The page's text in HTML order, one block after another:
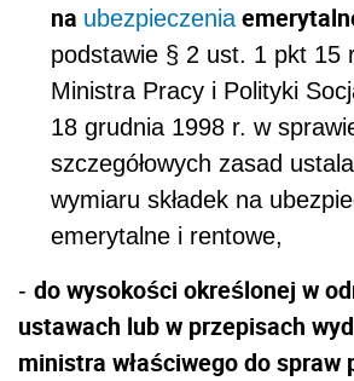
na ubezpieczenia
podstawie § 2 ust. 1 pkt 15
Ministra Pracy i Polityki
18 grudnia 1998 r. w
szczegółowych zasad
wymiaru składek na
emerytalne i rentowe,
- do wysokości określonej w
ustawach lubw przepisach
ministra właściwego do spraw